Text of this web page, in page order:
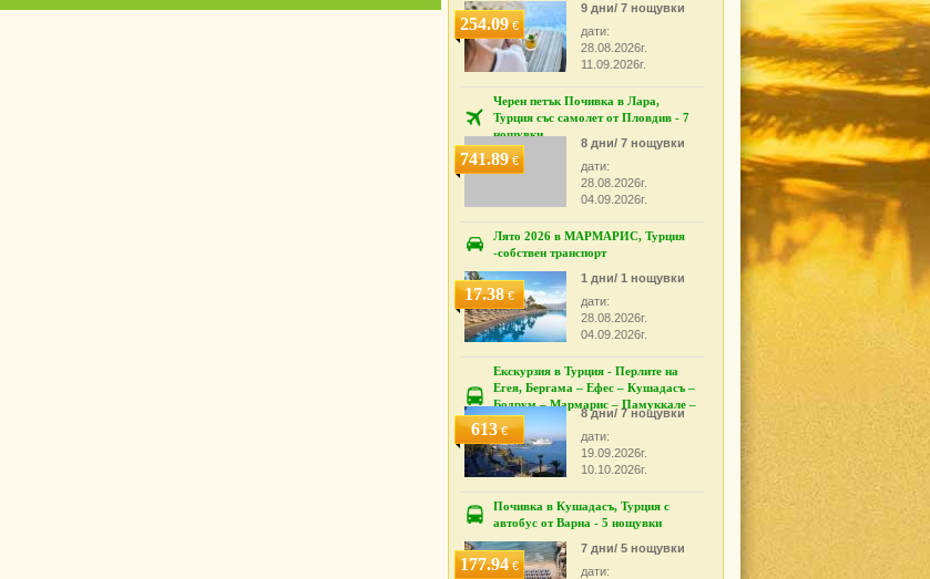
254.09€
9 дни/ 7 нощувки
дати:
28.08.2026г.
11.09.2026г.
Черен петък Почивка в Лара,
Турция със самолет от Пловдив - 7
нощувки
741.89€
8 дни/ 7 нощувки
дати:
28.08.2026г.
04.09.2026г.
Лято 2026 в МАРМАРИС, Турция
-собствен транспорт
17.38€
1 дни/ 1 нощувки
дати:
28.08.2026г.
04.09.2026г.
Екскурзия в Турция - Перлите на
Егея, Бергама – Ефес – Кушадасъ –
Бодрум – Мармарис – Памуккале –
Измир
613€
8 дни/ 7 нощувки
дати:
19.09.2026г.
10.10.2026г.
Почивка в Кушадасъ, Турция с
автобус от Варна - 5 нощувки
177.94€
7 дни/ 5 нощувки
дати: